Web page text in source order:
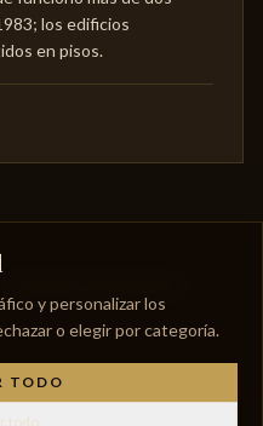
los edificios
en pisos.
y personalizar los
o elegir por categoría.
TODO
todo